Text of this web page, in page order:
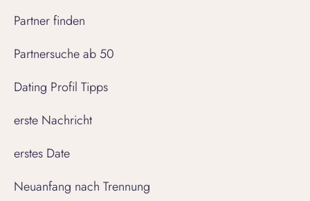
Partner finden
Partnersuche ab 50
Dating Profil Tipps
erste Nachricht
erstes Date
Neuanfang nach Trennung